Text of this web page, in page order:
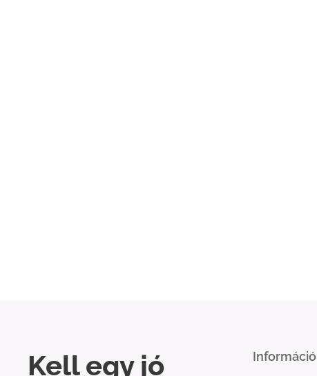
Kell egy jó Információ